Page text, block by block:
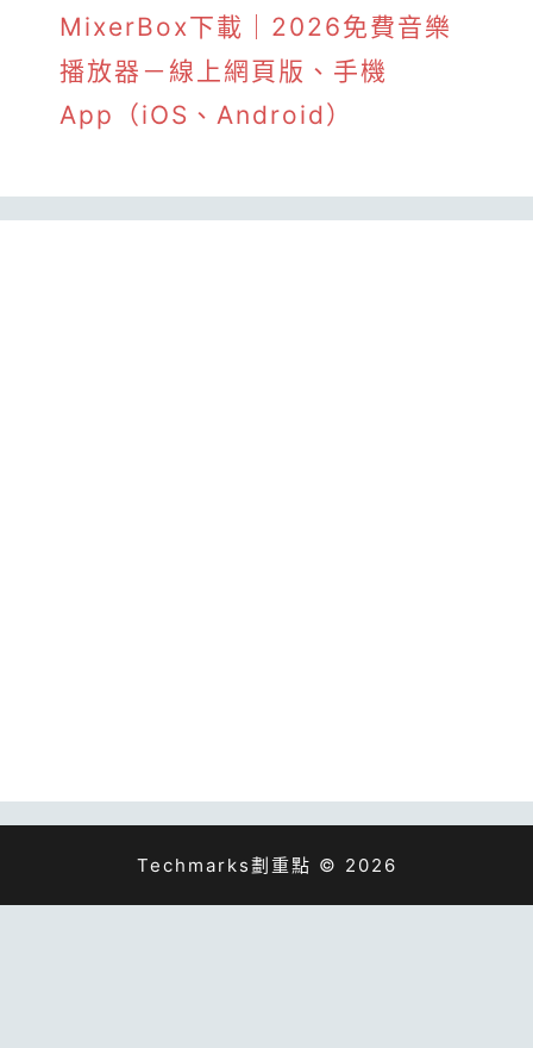
MixerBox下載｜2026免費音樂
播放器－線上網頁版、手機
App（iOS、Android）
Techmarks劃重點 © 2026